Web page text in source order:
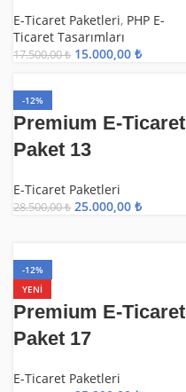
E-Ticaret Paketleri, PHP E-
Ticaret Tasarımları
17.500,00₺ 15.000,00 ₺
-12%
Premium E-Ticaret
Paket 13
E-Ticaret Paketleri
28.500,00₺ 25.000,00 ₺
-12%
YENI
Premium E-Ticaret
Paket 17
E-Ticaret Paketleri